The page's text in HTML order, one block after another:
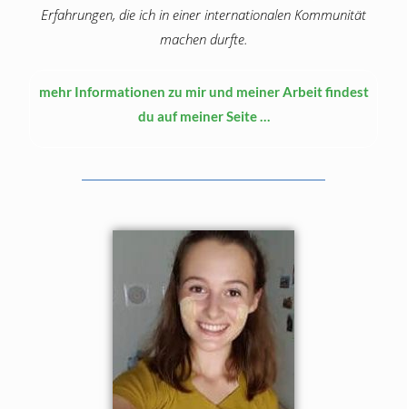
Erfahrungen, die ich in einer internationalen Kommunität
machen durfte.
mehr Informationen zu mir und meiner Arbeit findest
du auf meiner Seite …